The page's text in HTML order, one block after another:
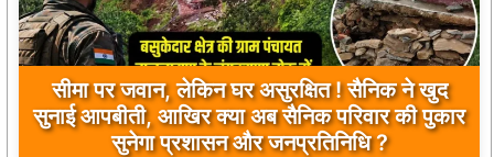
सीमा पर जवान, लेकिन घर असुरक्षित ! सैनिक ने खुद
सुनाई आपबीती, आखिर क्या अब सैनिक परिवार की पुकार
सुनेगा प्रशासन और जनप्रतिनिधि ?